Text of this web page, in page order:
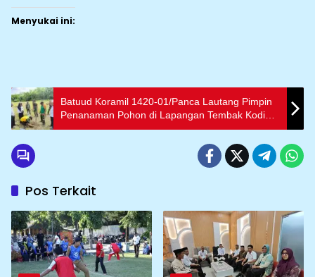
Menyukai ini:
Batuud Koramil 1420-01/Panca Lautang Pimpin
Penanaman Pohon di Lapangan Tembak Kodim
Sidrap
Pos Terkait